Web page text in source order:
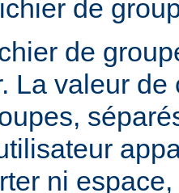
de
de
La valeur
ni